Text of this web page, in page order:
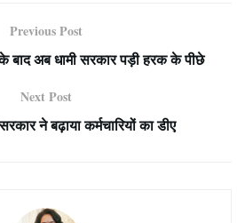
Previous Post
बाद अब धामी सरकार पड़ी हरक के पीछे
Next Post
ने बढ़ाया कर्मचारियों का डीए